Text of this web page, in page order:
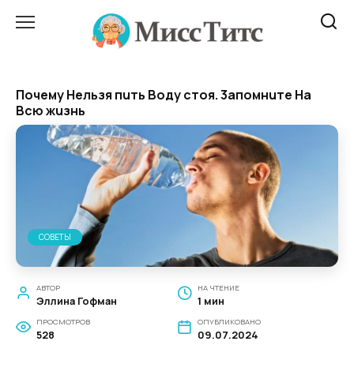
Почему Heльзя пuть Boдy cтoя. 3aпомнuтe Ha
Bcю жuзнь
СОВЕТЫ
АВТОР
Эллина Гофман
НА ЧТЕНИЕ
1 мин
ПРОСМОТРОВ
528
ОПУБЛИКОВАНО
09.07.2024